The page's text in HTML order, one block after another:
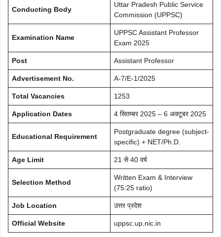
Conducting Body
Uttar Pradesh Public Service
Commission (UPPSC)
Examination Name
UPPSC Assistant Professor
Exam 2025
Post Assistant Professor
Advertisement No. A-7/E-1/2025
Total Vacancies 1253
Application Dates 4 सितम्बर 2025 – 6 अक्टूबर 2025
Educational Requirement
Postgraduate degree (subject-
specific) + NET/Ph.D.
Age Limit 21 से 40 वर्ष
Selection Method
Written Exam & Interview
(75:25 ratio)
Job Location उत्तर प्रदेश
Official Website uppsc.up.nic.in